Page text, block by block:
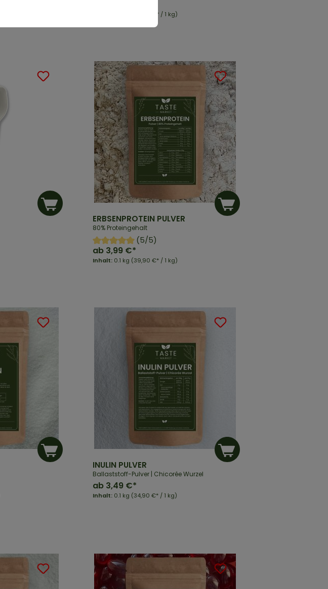
(59,90 €* / 1 kg)
ERBSENPROTEIN PULVER
80% Proteingehalt
(5/5)
Inhalt: 0.1 kg (39,90 €* / 1 kg)
ab 3,99 €*
INULIN PULVER
Ballaststoff-Pulver | Chicorée Wurzel
Inhalt: 0.1 kg (34,90 €* / 1 kg)
ab 3,49 €*